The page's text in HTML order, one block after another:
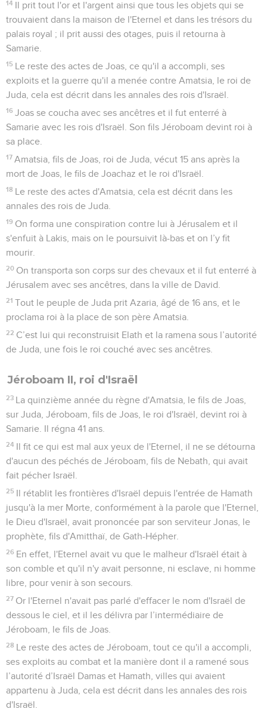
14 Il prit tout l'or et l'argent ainsi que tous les objets qui se
trouvaient dans la maison de l'Eternel et dans les trésors du
palais royal ; il prit aussi des otages, puis il retourna à
Samarie.
15 Le reste des actes de Joas, ce qu'il a accompli, ses
exploits et la guerre qu'il a menée contre Amatsia, le roi de
Juda, cela est décrit dans les annales des rois d'Israël.
16 Joas se coucha avec ses ancêtres et il fut enterré à
Samarie avec les rois d'Israël. Son fils Jéroboam devint roi à
sa place.
17 Amatsia, fils de Joas, roi de Juda, vécut 15 ans après la
mort de Joas, le fils de Joachaz et le roi d'Israël.
18 Le reste des actes d'Amatsia, cela est décrit dans les
annales des rois de Juda.
19 On forma une conspiration contre lui à Jérusalem et il
s'enfuit à Lakis, mais on le poursuivit là-bas et on l’y fit
mourir.
20 On transporta son corps sur des chevaux et il fut enterré à
Jérusalem avec ses ancêtres, dans la ville de David.
21 Tout le peuple de Juda prit Azaria, âgé de 16 ans, et le
proclama roi à la place de son père Amatsia.
22 C’est lui qui reconstruisit Elath et la ramena sous l’autorité
de Juda, une fois le roi couché avec ses ancêtres.
Jéroboam II, roi d'Israël
23 La quinzième année du règne d'Amatsia, le fils de Joas,
sur Juda, Jéroboam, fils de Joas, le roi d'Israël, devint roi à
Samarie. Il régna 41 ans.
24 Il fit ce qui est mal aux yeux de l'Eternel, il ne se détourna
d'aucun des péchés de Jéroboam, fils de Nebath, qui avait
fait pécher Israël.
25 Il rétablit les frontières d'Israël depuis l'entrée de Hamath
jusqu'à la mer Morte, conformément à la parole que l'Eternel,
le Dieu d'Israël, avait prononcée par son serviteur Jonas, le
prophète, fils d'Amitthaï, de Gath-Hépher.
26 En effet, l'Eternel avait vu que le malheur d'Israël était à
son comble et qu'il n'y avait personne, ni esclave, ni homme
libre, pour venir à son secours.
27 Or l'Eternel n'avait pas parlé d'effacer le nom d'Israël de
dessous le ciel, et il les délivra par l’intermédiaire de
Jéroboam, le fils de Joas.
28 Le reste des actes de Jéroboam, tout ce qu'il a accompli,
ses exploits au combat et la manière dont il a ramené sous
l’autorité d’Israël Damas et Hamath, villes qui avaient
appartenu à Juda, cela est décrit dans les annales des rois
d'Israël.